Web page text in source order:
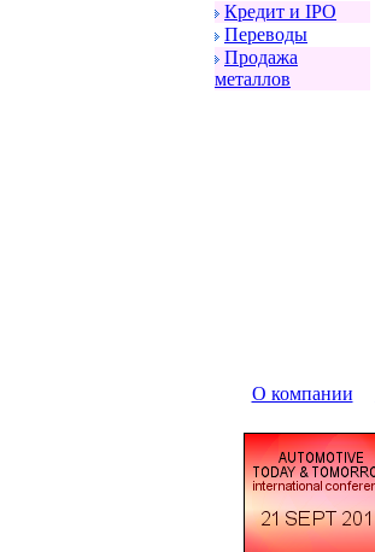
Кpедит и IPO
Пеpеводы
Пpодажа
металлов
О компании